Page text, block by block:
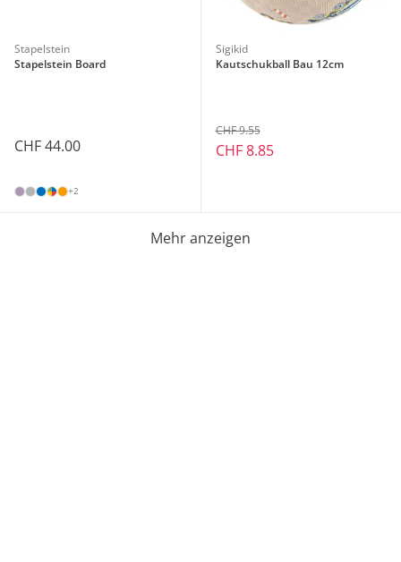
Stapelstein
Stapelstein Board
CHF 44.00
+2
Sigikid
Kautschukball Bau 12cm
CHF 9.55
CHF 8.85
Mehr anzeigen